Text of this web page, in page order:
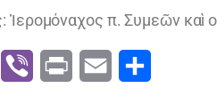
π. Συμεῶν καὶ
WhatsApp
Viber Print Email